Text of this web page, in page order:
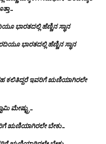
ಭಾರತದಲ್ಲಿ ಹೆಣ್ಣಿನ ಸ್ಥಾನ‌
ಭಾರತದಲ್ಲಿ ಹೆಣ್ಣಿನ ಸ್ಥಾನ‌
ಕಲಿತಿದ್ದರೆ ಇವರಿಗೆ ಋಣಿಯಾಗಿರಲೇ
ಮೇಷ್ಟ್ರು…
ಋಣಿಯಾಗಿರಲೇ ಬೇಕು…